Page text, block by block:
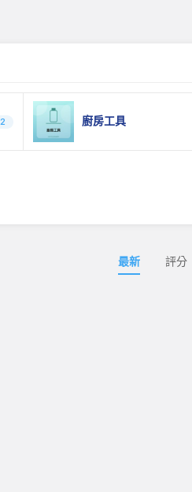
2 廚房工具
最新 評分